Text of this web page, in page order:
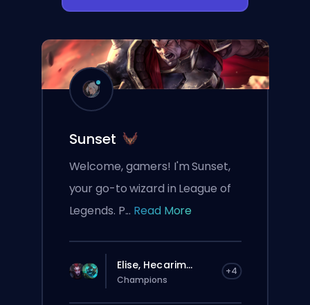
Sunset
Welcome, gamers! I'm Sunset,
your go-to wizard in League of
Legends. P... Read More
Elise, Hecarim... +4
Champions